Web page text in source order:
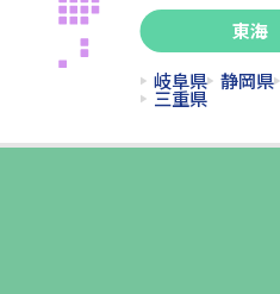
東海
岐阜県 静岡県
三重県